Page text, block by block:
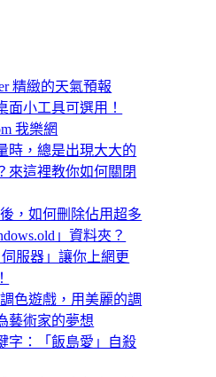
精緻的天氣預報
面小工具可選用！
我樂網
時，總是出現大大的
來這裡教你如何關閉
，如何刪除佔用超多
」資料夾？
伺服器」讓你上網更
調色遊戲，用美麗的調
藝術家的夢想
字：「飯島愛」自殺